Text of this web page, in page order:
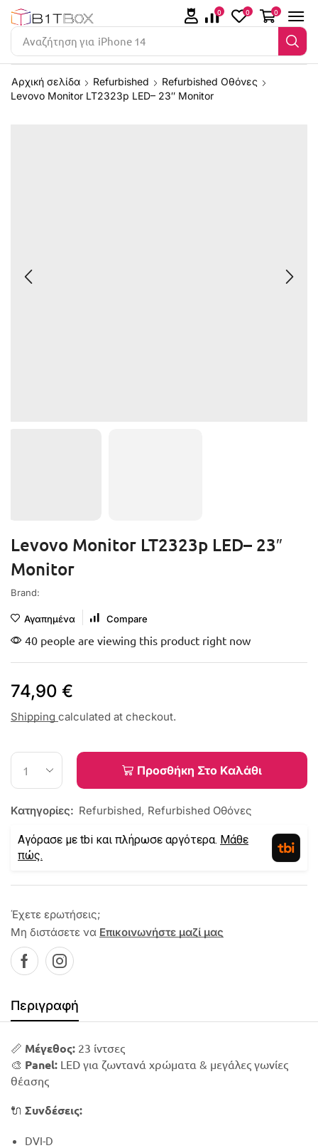
Αναζήτηση για iPhone 14
0 0 0
Αρχική σελίδα Refurbished
Refurbished Οθόνες
Levovo Monitor LT2323p LED– 23″ Monitor
Levovo Monitor LT2323p LED– 23″
Monitor
Brand:
Αγαπημένα Compare
40 people are viewing this product right now
74,90 €
Shipping calculated at checkout.
Προσθήκη Στο Καλάθι
Κατηγορίες: Refurbished, Refurbished Οθόνες
Αγόρασε με tbi και πλήρωσε αργότερα. Μάθε
πώς.
Έχετε ερωτήσεις;
Μη διστάσετε να Επικοινωνήστε μαζί μας
Περιγραφή
📏 Μέγεθος: 23 ίντσες
🎨 Panel: LED για ζωντανά χρώματα & μεγάλες γωνίες
θέασης
🔌 Συνδέσεις:
DVI-D